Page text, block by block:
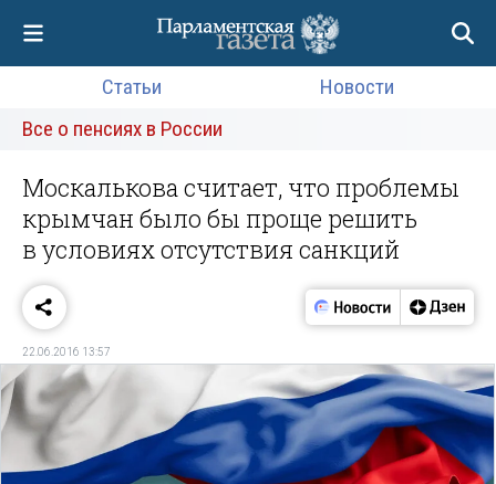
Статьи
Новости
Все о пенсиях в России
Москалькова считает, что проблемы
крымчан было бы проще решить
в условиях отсутствия санкций
22.06.2016 13:57